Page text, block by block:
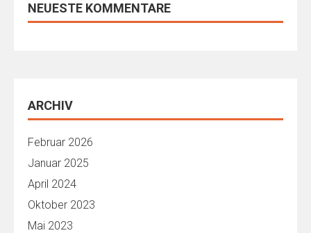
NEUESTE KOMMENTARE
ARCHIV
Februar 2026
Januar 2025
April 2024
Oktober 2023
Mai 2023